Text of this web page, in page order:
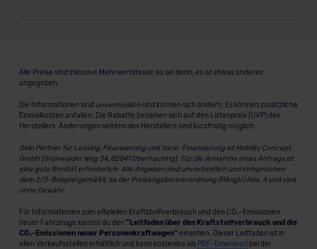
Alle Preise sind inklusive Mehrwertsteuer, es sei denn, es ist etwas anderes
angegeben.
Die Informationen sind unverbindlichund können sich ändern. Es können zusätzliche
Einmalkosten anfallen. Die Rabatte beziehen sich auf den Listenpreis (UVP) des
Herstellers. Änderungen seitens des Herstellers sind kurzfristig möglich.
Dein Partner für Leasing, Finanzierung und Vario-Finanzierung ist Mobility Concept
GmbH (Grünwalder Weg 34, 82041 Oberhaching). Für die Annahme eines Antrags ist
eine gute Bonität erforderlich. Alle Angaben sind unverbindlich und entsprechen
dem 2/3-Beispiel gemäß § 6a der Preisangabenverordnung (PAngV) Abs. 4 und sind
ohne Gewähr.
Für Informationen zum offiziellen Kraftstoffverbrauch und den CO₂-Emissionen
neuer Fahrzeuge kannst du den "Leitfaden über den Kraftstoffverbrauch und die
CO₂-Emissionen neuer Personenkraftwagen" einsehen. Dieser Leitfaden ist in
allen Verkaufsstellen erhältlich und kann kostenlos als PDF-Download bei der